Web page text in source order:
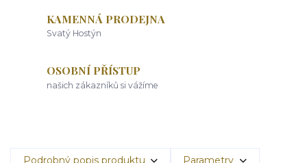
KAMENNÁ PRODEJNA
Svatý Hostýn
OSOBNÍ PŘÍSTUP
našich zákazníků si vážíme
Podrobný popis produktu Parametry